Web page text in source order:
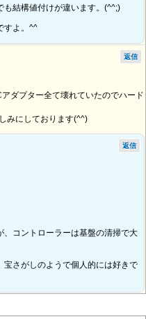
も結構値付けが違います。(^^;)
すよ。^^
ダプター全て壊れていたのでハード
みにしております(^^)
返信
、コントローラーは基盤の清掃で大
さがしのようで個人的には好きで
返信